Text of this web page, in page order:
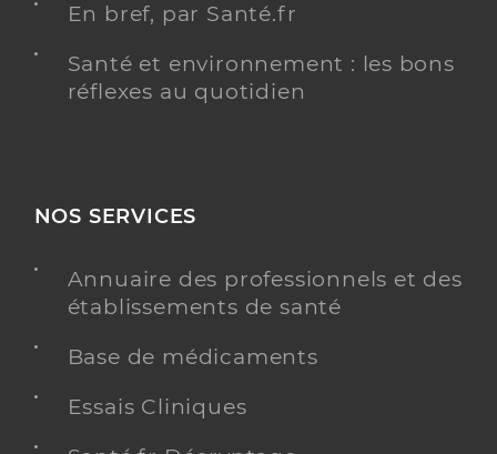
En bref, par Santé.fr
Santé et environnement : les bons
réflexes au quotidien
NOS SERVICES
Annuaire des professionnels et des
établissements de santé
Base de médicaments
Essais Cliniques